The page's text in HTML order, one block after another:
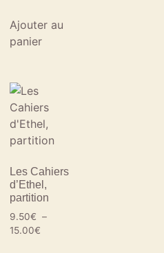
Ajouter au
panier
Les Cahiers
d’Ethel,
partition
9.50€ –
15.00€